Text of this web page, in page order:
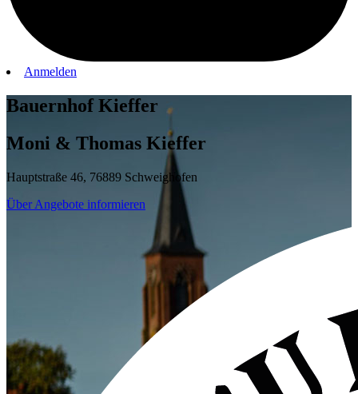
Anmelden
Bauernhof Kieffer
Moni & Thomas Kieffer
Hauptstraße 46, 76889 Schweighofen
Über Angebote informieren